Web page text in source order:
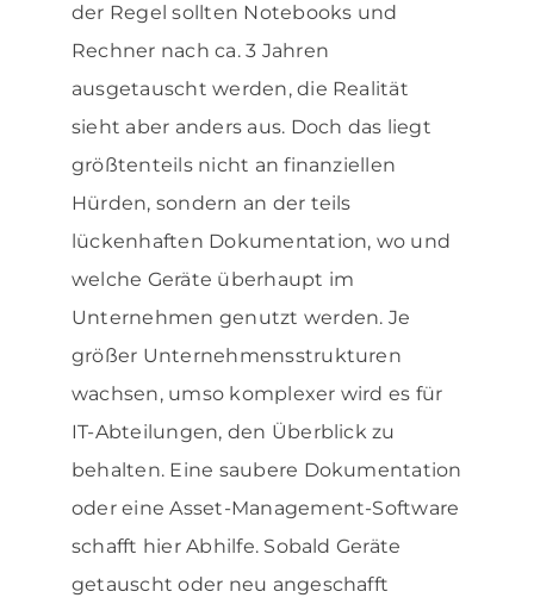
der Regel sollten Notebooks und
Rechner nach ca. 3 Jahren
ausgetauscht werden, die Realität
sieht aber anders aus. Doch das liegt
größtenteils nicht an finanziellen
Hürden, sondern an der teils
lückenhaften Dokumentation, wo und
welche Geräte überhaupt im
Unternehmen genutzt werden. Je
größer Unternehmensstrukturen
wachsen, umso komplexer wird es für
IT-Abteilungen, den Überblick zu
behalten. Eine saubere Dokumentation
oder eine Asset-Management-Software
schafft hier Abhilfe. Sobald Geräte
getauscht oder neu angeschafft